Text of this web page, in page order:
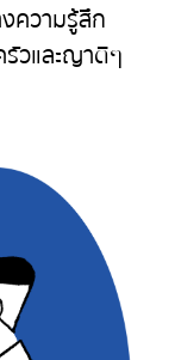
ความรู้สึก
วและญาติๆ